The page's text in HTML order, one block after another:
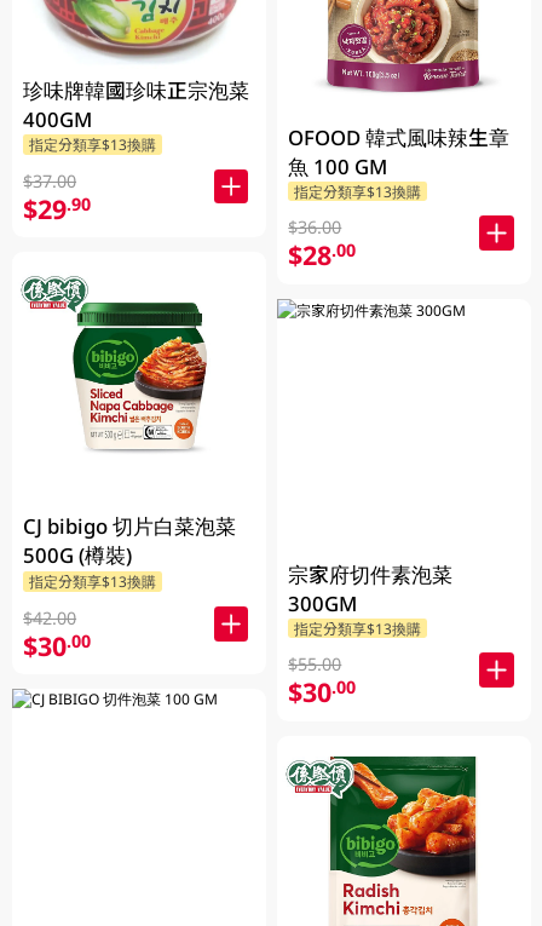
珍味牌韓國珍味正宗泡菜
400GM
指定分類享$13換購
$37.00
$29.90
CJ bibigo 切片白菜泡菜
500G (樽裝)
指定分類享$13換購
$42.00
$30.00
OFOOD 韓式風味辣生章
魚 100 GM
指定分類享$13換購
$36.00
$28.00
宗家府切件素泡菜
300GM
指定分類享$13換購
$55.00
$30.00